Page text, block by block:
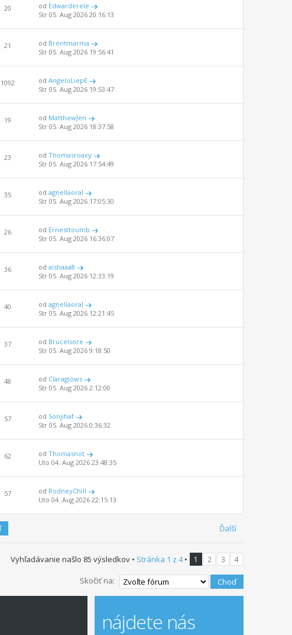
20 od Edwarderele
Str 05. Aug 2026 20:16:13
21 od Brentmarma
Str 05. Aug 2026 19:56:41
1092 odAngeloLiepE
Str 05. Aug 2026 19:53:47
19 od MatthewJen
Str 05. Aug 2026 18:37:58
23 odThomasroaxy
Str 05. Aug 2026 17:54:49
35 odagnellaoral
Str 05. Aug 2026 17:05:30
26 od Ernesttoumb
Str 05. Aug 2026 16:36:07
36 odaishaaa8
Str 05. Aug 2026 12:33:19
40 odagnellaoral
Str 05. Aug 2026 12:21:45
37 od BruceIsore
Str 05. Aug 2026 9:18:50
48 od Claraglows
Str 05. Aug 2026 2:12:00
57 od Sonjihaf
Str 05. Aug 2026 0:36:32
62 odThomasnot
Uto 04. Aug 2026 23:48:35
57 od RodneyChill
Uto 04. Aug 2026 22:15:13
Ďalší
Vyhľadávanie našlo 85 výsledkov • Stránka 1 z 4• 1 2 3 4
Skočiť na:
nájdete nás